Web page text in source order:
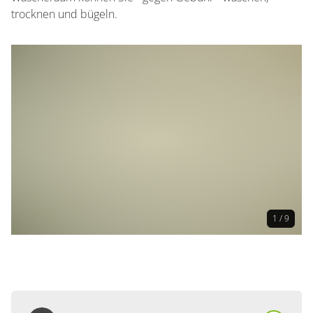
trocknen und bügeln.
1 / 9